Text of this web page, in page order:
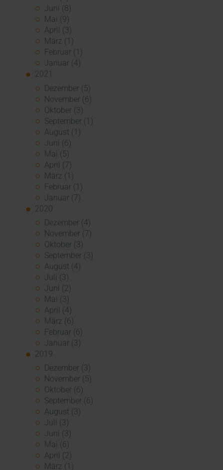
Juni (8)
Mai (9)
April (3)
März (1)
Februar (1)
Januar (4)
2021
Dezember (5)
November (6)
Oktober (3)
September (1)
August (1)
Juni (6)
Mai (5)
April (7)
März (1)
Februar (1)
Januar (7)
2020
Dezember (4)
November (7)
Oktober (3)
September (3)
August (4)
Juli (3)
Juni (2)
Mai (3)
April (4)
März (6)
Februar (6)
Januar (3)
2019
Dezember (3)
November (5)
Oktober (6)
September (6)
August (3)
Juli (3)
Juni (3)
Mai (6)
April (2)
März (1)